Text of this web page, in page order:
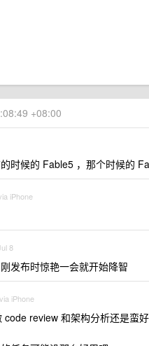
+08:00
时候的 Fable5 ，那个时候的
iPhone
8
发布时惊艳一会就开始降智
iPhone
code review 和架构分析还是蛮